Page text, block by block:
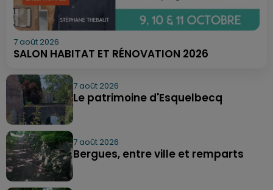
7 août 2026
SALON HABITAT ET RÉNOVATION 2026
7 août 2026
Le patrimoine d'Esquelbecq
7 août 2026
Bergues, entre ville et remparts